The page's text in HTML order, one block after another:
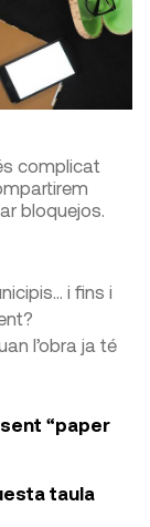
complicat
bloquejos.
i fins i
l’obra ja té
“paper
taula